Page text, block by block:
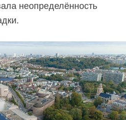
неопределённость